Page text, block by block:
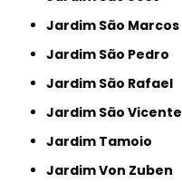
Jardim São Marcos
Jardim São Pedro
Jardim São Rafael
Jardim São Vicente
Jardim Tamoio
Jardim Von Zuben